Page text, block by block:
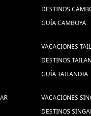
DESTINOS
GUÍA CAMBOYA
VACACIONES
DESTINOS
GUÍA TAILANDIA
VACACIONES
DESTINOS